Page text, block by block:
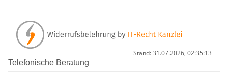
Stand: 31.07.2026, 02:35:13
Telefonische Beratung